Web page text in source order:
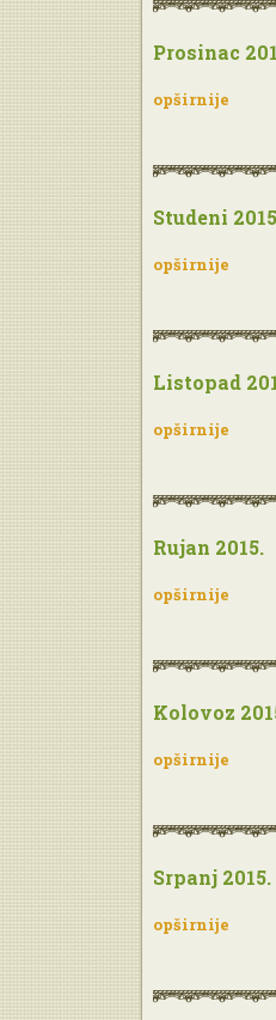
Prosinac
opširnije
Studeni
opširnije
Listopad
opširnije
Rujan 2015.
opširnije
Kolovoz
opširnije
Srpanj 2015.
opširnije